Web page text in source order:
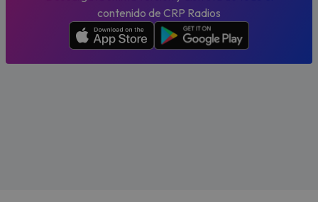
contenido de CRP Radios